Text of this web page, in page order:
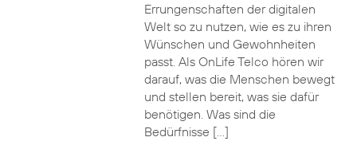
Errungenschaften der digitalen
Welt so zu nutzen, wie es zu ihren
Wünschen und Gewohnheiten
passt. Als OnLife Telco hören wir
darauf, was die Menschen bewegt
und stellen bereit, was sie dafür
benötigen. Was sind die
Bedürfnisse […]